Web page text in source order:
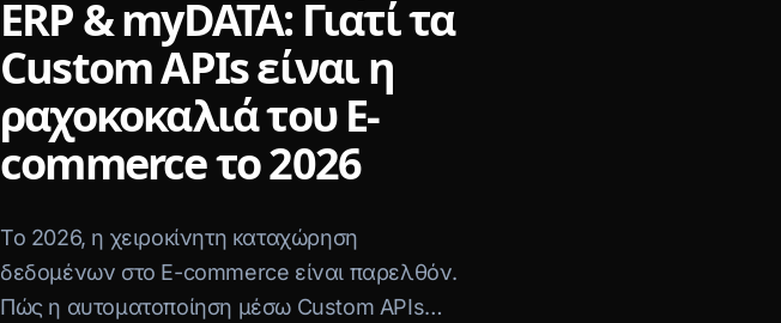
ERP & myDATA: Γιατί τα
Custom APIs είναι η
ραχοκοκαλιά του E-
commerce το 2026
Το 2026, η χειροκίνητη καταχώρηση
δεδομένων στο E-commerce είναι παρελθόν.
Πώς η αυτοματοποίηση μέσω Custom APIs